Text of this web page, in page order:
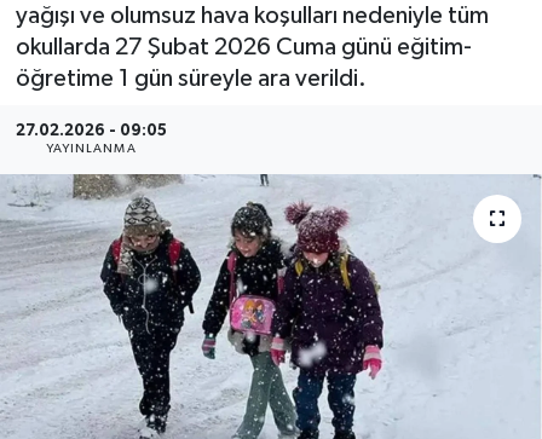
yağışı ve olumsuz hava koşulları nedeniyle tüm
okullarda 27 Şubat 2026 Cuma günü eğitim-
öğretime 1 gün süreyle ara verildi.
27.02.2026 - 09:05
YAYINLANMA
SAĞLIK-YAŞAM
Haber Arşivi